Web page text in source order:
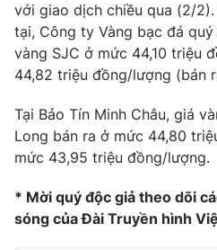
Góc doanh nghiệp
Truyền hình
Phim VTV
Hậu trường
Nhân vật
Khán giả
Giải sao mai
Giải trí
Âm nhạc
Đời sống
Du lịch
Làm đẹp
Chất lượng cuộc sống
Giáo dục
Tuyển sinh
Công nghệ
với giao dịch chiều qua (2/
tại, Công ty Vàng bạc đá
vàng SJC ở mức 44,10 triệu
44,82 triệu đồng/lượng (bán
Tại Bảo Tín Minh Châu, giá
Long bán ra ở mức 44,80
mức 43,95 triệu đồng/lượng.
* Mời quý độc giả theo dõi
sóng của Đài Truyền hình